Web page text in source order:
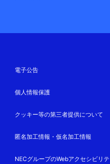
電子公告
個人情報保護
クッキー等の第三者提供について
匿名加工情報・仮名加工情報
NECグループのWebアクセシビリテ